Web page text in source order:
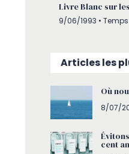
Livre Blanc sur
9/06/1993 •
Articles les
Où
8/07/
cent